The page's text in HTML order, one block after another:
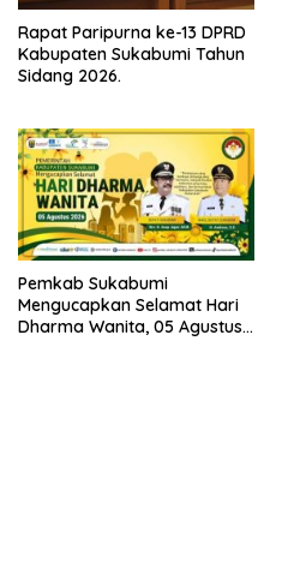
Rapat Paripurna ke-13 DPRD
Kabupaten Sukabumi Tahun
Sidang 2026.
Pemkab Sukabumi
Mengucapkan Selamat Hari
Dharma Wanita, 05 Agustus